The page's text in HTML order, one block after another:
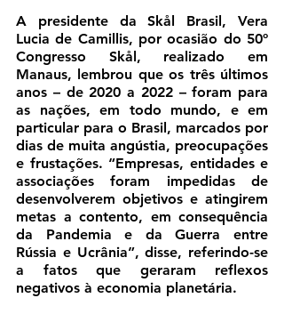
A presidente da Skål Brasil, Vera
Lucia de Camillis, por ocasião do 50º
Congresso Skål, realizado em
Manaus, lembrou que os três últimos
anos – de 2020 a 2022 – foram para
as nações, em todo mundo, e em
particular para o Brasil, marcados por
dias de muita angústia, preocupações
e frustações. “Empresas, entidades e
associações foram impedidas de
desenvolverem objetivos e atingirem
metas a contento, em consequência
da Pandemia e da Guerra entre
Rússia e Ucrânia”, disse, referindo-se
a fatos que geraram reflexos
negativos à economia planetária.